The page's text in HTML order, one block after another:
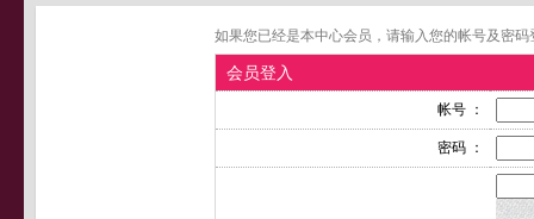
如果您已经是本中心会员，请输入您的帐号及密
会员登入
帐号 ：
密码 ：